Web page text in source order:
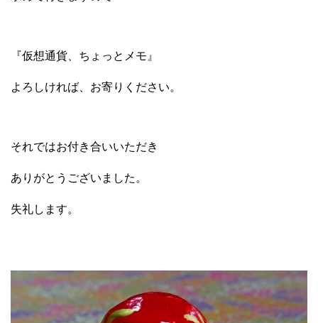
『仮想通貨、ちょっとメモ』
よろしければ、お寄りください。
それではお付き合いいただき
ありがとうございました。
失礼します。